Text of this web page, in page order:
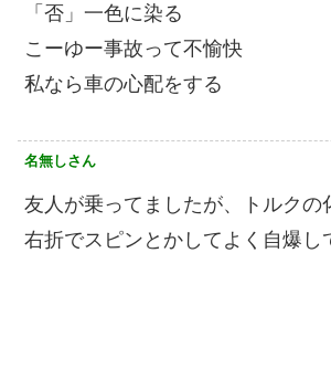
「否」一色に染る
こーゆー事故って不愉快
私なら車の心配をする
名無しさん
友人が乗ってましたが、トルクの
右折でスピンとかしてよく自爆し